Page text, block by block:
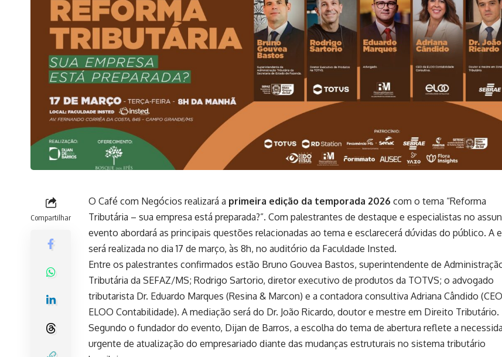
Compartilhar
O Café com Negócios realizará a primeira edição da temporada 2026 com o tema “Reforma
Tributária – sua empresa está preparada?”. Com palestrantes de destaque e especialistas no
evento abordará as principais questões relacionadas ao tema e esclarecerá dúvidas do público. A
será realizada no dia 17 de março, às 8h, no auditório da Faculdade Insted.
Entre os palestrantes confirmados estão Bruno Gouvea Bastos, superintendente de
Tributária da SEFAZ/MS; Rodrigo Sartorio, diretor executivo de produtos da TOTVS; o advogado
tributarista Dr. Eduardo Marques (Resina & Marcon) e a contadora consultiva Adriana Cândido
ELOO Contabilidade). A mediação será do Dr. João Ricardo, doutor e mestre em Direito Tributário.
Segundo o fundador do evento, Dijan de Barros, a escolha do tema de abertura reflete a
urgente de atualização do empresariado diante das mudanças estruturais no sistema tributário